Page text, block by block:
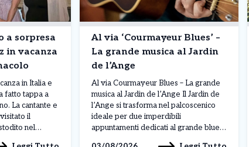
a sorpresa
in vacanza
in Italia e
fatto tappa a
La cantante e
il
nel
Al via ‘Courmayeur Blues’ –
La grande musica al Jardin
de l’Ange
Al via Courmayeur Blues – La grande
musica al Jardin de l’Ange Il Jardin de
l’Ange si trasforma nel palcoscenico
ideale per due imperdibili
appuntamenti dedicati al grande blues.